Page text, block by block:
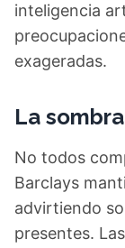
inteligencia
exageradas.
La
No todos
Barclays
advirtiendo
presentes.